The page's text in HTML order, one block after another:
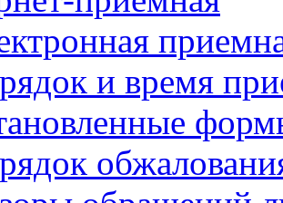
и время